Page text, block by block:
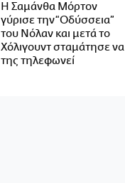
Η Σαμάνθα Μόρτον
γύρισε την “Οδύσσεια”
του Νόλαν και μετά το
Χόλιγουντ σταμάτησε να
της τηλεφωνεί